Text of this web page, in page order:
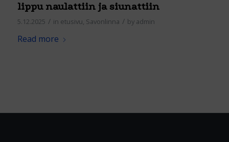
lippu naulattiin ja siunattiin
5.12.2025 / in etusivu, Savonlinna / by admin
Read more